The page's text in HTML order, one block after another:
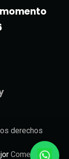
derechos
Comercio